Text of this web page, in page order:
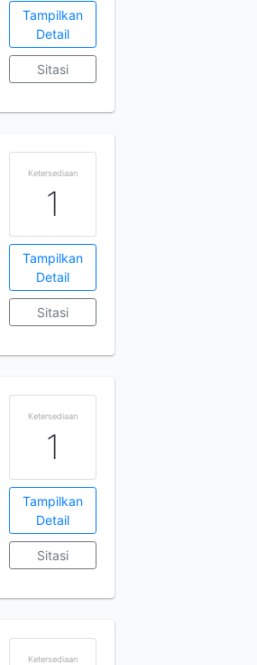
Tampilkan
Detail
Sitasi
Ketersediaan
1
Tampilkan
Detail
Sitasi
Ketersediaan
1
Tampilkan
Detail
Sitasi
Ketersediaan